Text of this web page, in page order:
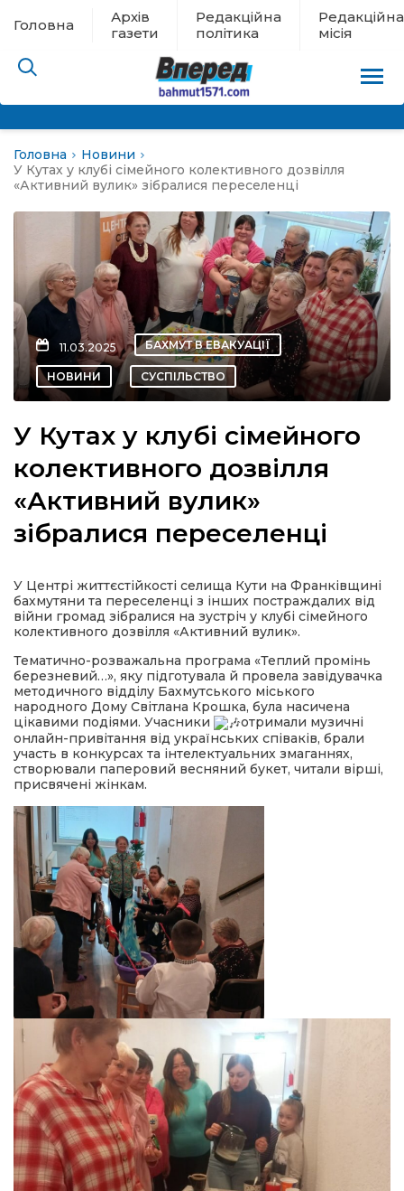
Головна
Архів
газети
Редакційна
політика
Редакційна
місія
евакуації
новини
політика
Головна
Новини
У Кутах у клубі сімейного колективного дозвілля
«Активний вулик» зібралися переселенці
11.03.2025 БАХМУТ В ЕВАКУАЦІЇ
НОВИНИ СУСПІЛЬСТВО
У Кутах у клубі сімейного
колективного дозвілля
«Активний вулик»
зібралися переселенці
У Центрі життєстійкості селища Кути на Франківщині
бахмутяни та переселенці з інших постраждалих від
війни громад зібралися на зустріч у клубі сімейного
колективного дозвілля «Активний вулик».
Тематично-розважальна програма «Теплий промінь
березневий…», яку підготувала й провела завідувачка
методичного відділу Бахмутського міського
народного Дому Світлана Крошка, була насичена
цікавими подіями. Учасники
отримали музичні
онлайн-привітання від українських співаків, брали
участь в конкурсах та інтелектуальних змаганнях,
створювали паперовий весняний букет, читали вірші,
присвячені жінкам.